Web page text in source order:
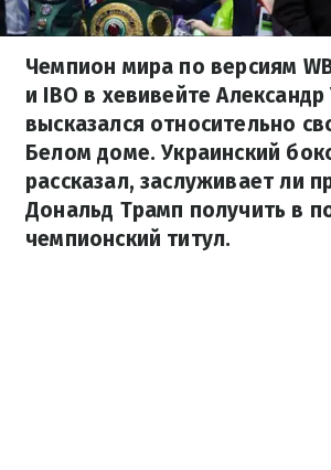
Чемпион мира по версиям
и IBO в хевивейте Александр
высказался относительно
Белом доме. Украинский
рассказал, заслуживает ли
Дональд Трамп получить в
чемпионский титул.